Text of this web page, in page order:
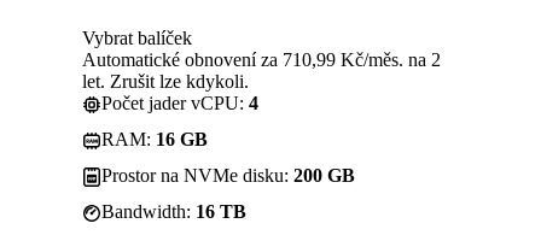
Vybrat balíček
Automatické obnovení za 710,99 Kč/měs. na 2
let. Zrušit lze kdykoli.
Počet jader vCPU: 4
RAM: 16 GB
Prostor na NVMe disku: 200 GB
Bandwidth: 16 TB